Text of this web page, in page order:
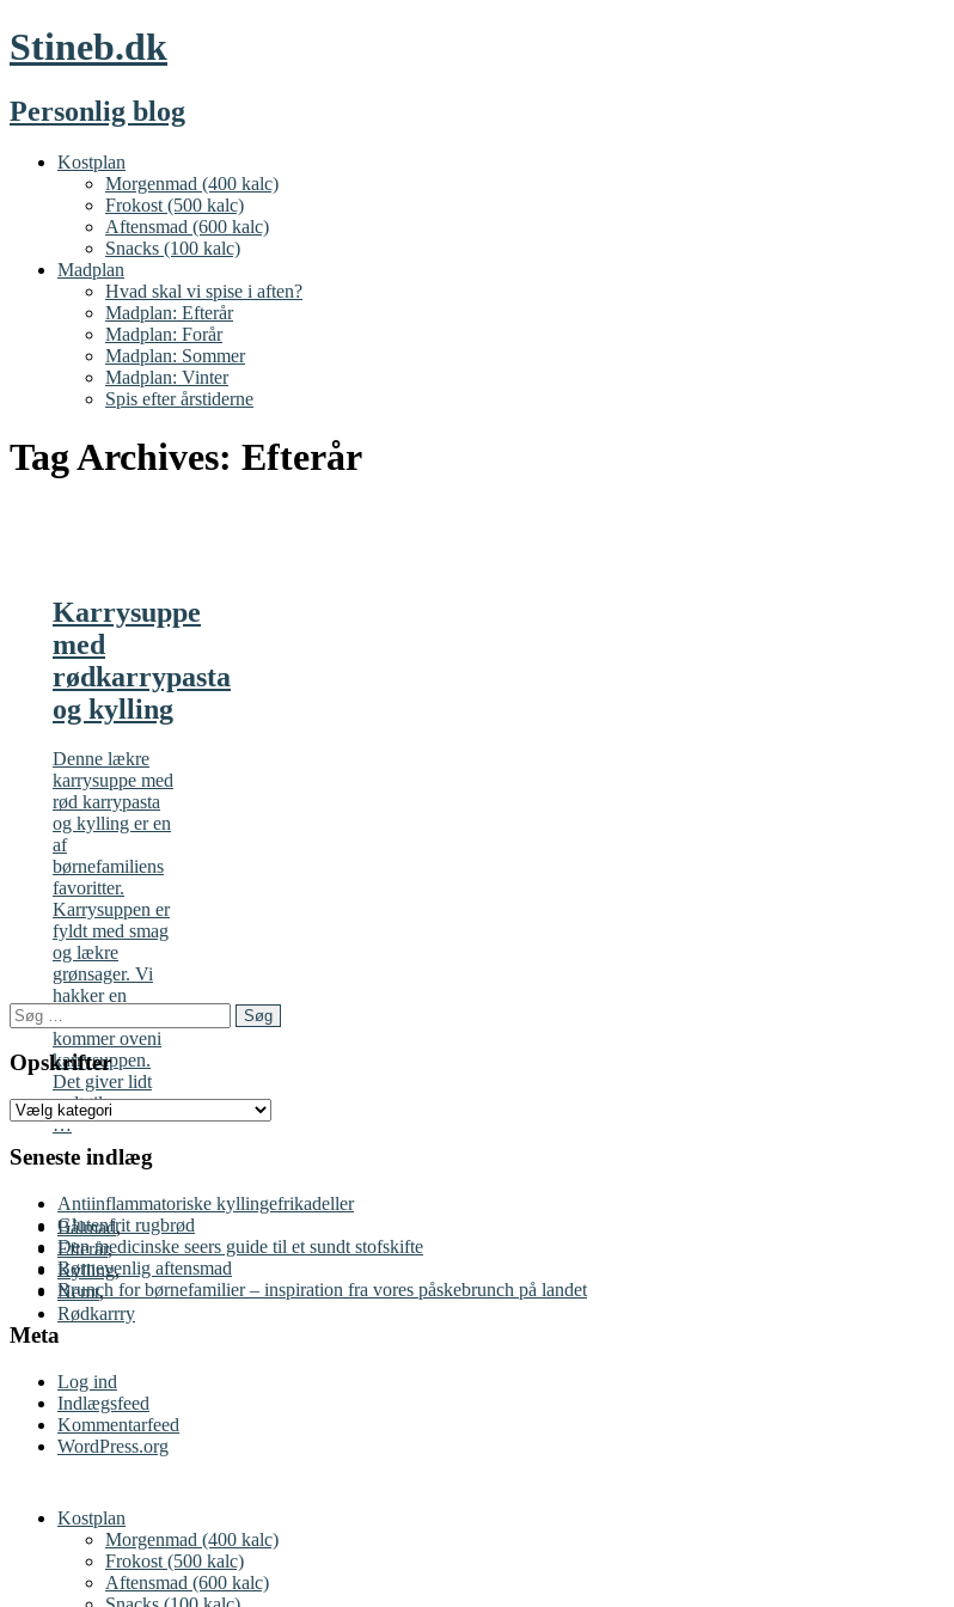
Stineb.dk
Personlig blog
Kostplan
Morgenmad (400 kalc)
Frokost (500 kalc)
Aftensmad (600 kalc)
Snacks (100 kalc)
Madplan
Hvad skal vi spise i aften?
Madplan: Efterår
Madplan: Forår
Madplan: Sommer
Madplan: Vinter
Spis efter årstiderne
Tag Archives: Efterår
Karrysuppe
med
rødkarrypasta
og kylling
Denne lækre
karrysuppe med
rød karrypasta
og kylling er en
af
børnefamiliens
favoritter.
Karrysuppen er
fyldt med smag
og lækre
grønsager. Vi
hakker en
mango i tern og
kommer oveni
karrysuppen.
Det giver lidt
sødt til suppen.
…
Bålmad,
Efterår,
Kylling,
Nemt,
Rødkarrry
Søg
efter:
Opskrifter
Opskrifter
Seneste indlæg
Antiinflammatoriske kyllingefrikadeller
Glutenfrit rugbrød
Den medicinske seers guide til et sundt stofskifte
Børnevenlig aftensmad
Brunch for børnefamilier – inspiration fra vores påskebrunch på landet
Meta
Log ind
Indlægsfeed
Kommentarfeed
WordPress.org
Kostplan
Morgenmad (400 kalc)
Frokost (500 kalc)
Aftensmad (600 kalc)